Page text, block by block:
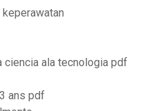
ciencia ala tecnologia pdf
ans pdf